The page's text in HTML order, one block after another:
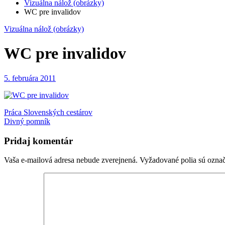
Vizuálna nálož (obrázky)
WC pre invalidov
Vizuálna nálož (obrázky)
WC pre invalidov
5. februára 2011
Navigácia
v
článku
Práca Slovenských cestárov
Divný pomník
Pridaj komentár
Vaša e-mailová adresa nebude zverejnená. Vyžadované polia sú